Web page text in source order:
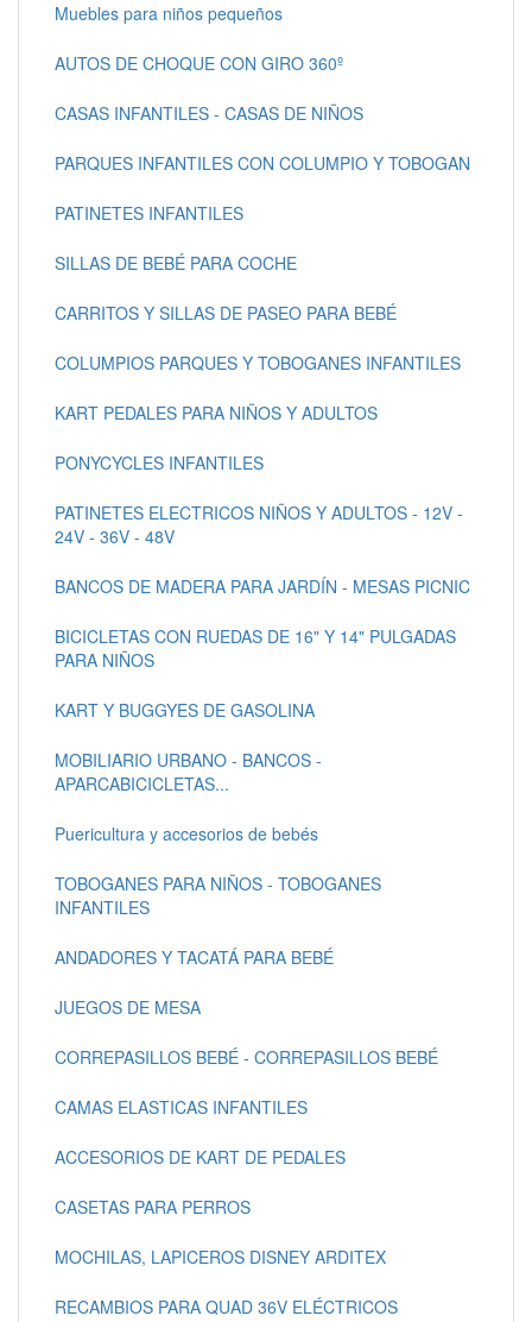
Muebles para niños pequeños
AUTOS DE CHOQUE CON GIRO 360º
CASAS INFANTILES - CASAS DE NIÑOS
PARQUES INFANTILES CON COLUMPIO Y TOBOGAN
PATINETES INFANTILES
SILLAS DE BEBÉ PARA COCHE
CARRITOS Y SILLAS DE PASEO PARA BEBÉ
COLUMPIOS PARQUES Y TOBOGANES INFANTILES
KART PEDALES PARA NIÑOS Y ADULTOS
PONYCYCLES INFANTILES
PATINETES ELECTRICOS NIÑOS Y ADULTOS - 12V -
24V - 36V - 48V
BANCOS DE MADERA PARA JARDÍN - MESAS PICNIC
BICICLETAS CON RUEDAS DE 16" Y 14" PULGADAS
PARA NIÑOS
KART Y BUGGYES DE GASOLINA
MOBILIARIO URBANO - BANCOS -
APARCABICICLETAS...
Puericultura y accesorios de bebés
TOBOGANES PARA NIÑOS - TOBOGANES
INFANTILES
ANDADORES Y TACATÁ PARA BEBÉ
JUEGOS DE MESA
CORREPASILLOS BEBÉ - CORREPASILLOS BEBÉ
CAMAS ELASTICAS INFANTILES
ACCESORIOS DE KART DE PEDALES
CASETAS PARA PERROS
MOCHILAS, LAPICEROS DISNEY ARDITEX
RECAMBIOS PARA QUAD 36V ELÉCTRICOS